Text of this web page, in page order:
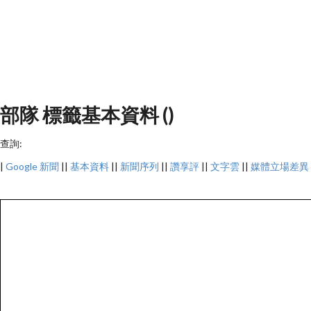
部隊 標籤基本資料 ()
查詢:
| Google 新聞 || 基本資料 || 新聞序列 || 讚享評 || 文字雲 || 媒體立場差異